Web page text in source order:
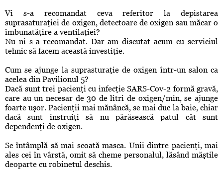
Vi s-a recomandat ceva referitor la depistarea
suprasaturaţiei de oxigen, detectoare de oxigen sau măcar o
îmbunatăţire a ventilaţiei?
Nu ni s-a recomandat. Dar am discutat acum cu serviciul
tehnic să facem această investiţie.
Cum se ajunge la suprasturaţie de oxigen într-un salon ca
acelea din Pavilionul 5?
Dacă sunt trei pacienţi cu infecţie SARS-Cov-2 formă gravă,
care au un necesar de 30 de litri de oxigen/min, se ajunge
foarte uşor. Pacienţii mai mănâncă, se mai duc la baie, chiar
dacă sunt instruiţi să nu părăsească patul cât sunt
dependenţi de oxigen.
Se întâmplă să mai scoată masca. Unii dintre pacienţi, mai
ales cei în vârstă, omit să cheme personalul, lăsând măştile
deoparte cu robinetul deschis.